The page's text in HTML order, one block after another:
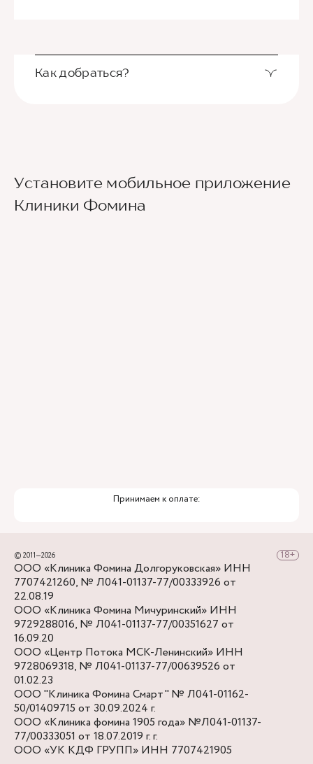
Как добраться?
второй вестибюль, далее направо. По улице
Новаторов движемся прямо, спускаемся по
лестнице и идем вдоль школ (путь лежит между
Установите мобильное приложение
Клиники Фомина
Принимаем к оплате:
© 2011—2026
ООО «Клиника Фомина Долгоруковская» ИНН
7707421260, № Л041-01137-77/00333926 от
22.08.19
ООО «Клиника Фомина Мичуринский» ИНН
9729288016, № Л041-01137-77/00351627 от
16.09.20
ООО «Центр Потока МСК-Ленинский» ИНН
9728069318, № Л041-01137-77/00639526 от
01.02.23
ООО "Клиника Фомина Смарт" № Л041-01162-
50/01409715 от 30.09.2024 г.
ООО «Клиника фомина 1905 года» №Л041-01137-
77/00333051 от 18.07.2019 г. г.
ООО «УК КДФ ГРУПП» ИНН 7707421905